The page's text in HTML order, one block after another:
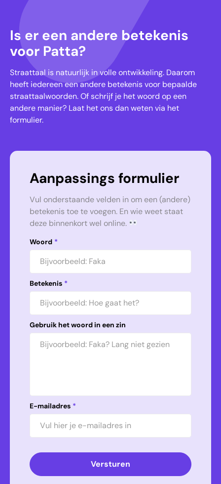
Is er een andere betekenis
voor Patta?
Straattaal is natuurlijk in volle ontwikkeling. Daarom
heeft iedereen een andere betekenis voor bepaalde
straattaalwoorden. Of schrijf je het woord op een
andere manier? Laat het ons dan weten via het
formulier.
Aanpassings formulier
Vul onderstaande velden in om een (andere)
betekenis toe te voegen. En wie weet staat
deze binnenkort wel online.
Woord *
Betekenis *
Gebruik het woord in een zin
E-mailadres *
Versturen